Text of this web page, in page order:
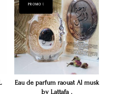
PROMO !
Eau de parfum raouat Al musk
by Lattafa .